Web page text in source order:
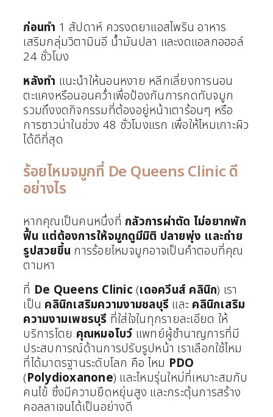
ก่อนทำ 1 สัปดาห์ ควรงดยาแอสไพริน อาหาร
เสริมกลุ่มวิตามินอี น้ำมันปลา และงดแอลกอฮอล์
24 ชั่วโมง
หลังทำ แนะนำให้นอนหงาย หลีกเลี่ยงการนอน
ตะแคงหรือนอนคว่ำเพื่อป้องกันการกดทับจมูก
รวมถึงงดกิจกรรมที่ต้องอยู่หน้าเตาร้อนๆ หรือ
การซาวน่าในช่วง 48 ชั่วโมงแรก เพื่อให้ไหมเกาะผิว
ได้ดีที่สุด
ร้อยไหมจมูกที่ De Queens Clinic ดี
อย่างไร
หากคุณเป็นคนหนึ่งที่ กลัวการผ่าตัด ไม่อยากพัก
ฟื้น แต่ต้องการให้จมูกดูมีมิติ ปลายพุ่ง และถ่าย
รูปสวยขึ้น การร้อยไหมจมูกอาจเป็นคำตอบที่คุณ
ตามหา
ที่ De Queens Clinic (เดอควีนส์ คลินิก) เรา
เป็น คลินิกเสริมความงามชลบุรี และ คลินิกเสริม
ความงามเพชรบุรี ที่ใส่ใจในทุกรายละเอียด ให้
บริการโดย คุณหมอโบว์ แพทย์ผู้ชำนาญการที่มี
ประสบการณ์ด้านการปรับรูปหน้า เราเลือกใช้ไหม
ที่ได้มาตรฐานระดับโลก คือ ไหม PDO
(Polydioxanone) และไหมรุ่นใหม่ที่เหมาะสมกับ
คนไข้ ซึ่งมีความยืดหยุ่นสูง และกระตุ้นการสร้าง
คอลลาเจนได้เป็นอย่างดี